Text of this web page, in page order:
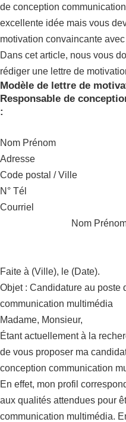
de conception
excellente idée mais vous
motivation convaincante
Dans cet article, nous vous
rédiger une lettre de
Modèle de lettre de
Responsable de
:
Nom Prénom
Adresse
Code postal / Ville
N° Tél
Courriel
Nom
Faite à (Ville), le (Date).
Objet : Candidature au poste
communication multimédia
Madame, Monsieur,
Étant actuellement à la
de vous proposer ma
conception communication
En effet, mon profil
aux qualités attendues pour
communication multimédia.